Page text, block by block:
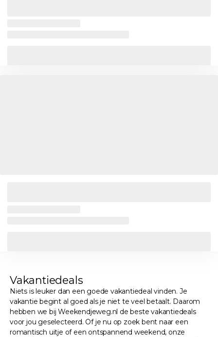
Vakantiedeals
Niets is leuker dan een goede vakantiedeal vinden. Je
vakantie begint al goed als je niet te veel betaalt. Daarom
hebben we bij Weekendjeweg.nl de beste vakantiedeals
voor jou geselecteerd. Of je nu op zoek bent naar een
romantisch uitje of een ontspannend weekend, onze